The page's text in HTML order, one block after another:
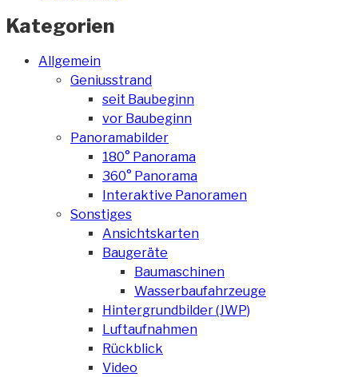
Kategorien
Allgemein
Geniusstrand
seit Baubeginn
vor Baubeginn
Panoramabilder
180° Panorama
360° Panorama
Interaktive Panoramen
Sonstiges
Ansichtskarten
Baugeräte
Baumaschinen
Wasserbaufahrzeuge
Hintergrundbilder (JWP)
Luftaufnahmen
Rückblick
Video